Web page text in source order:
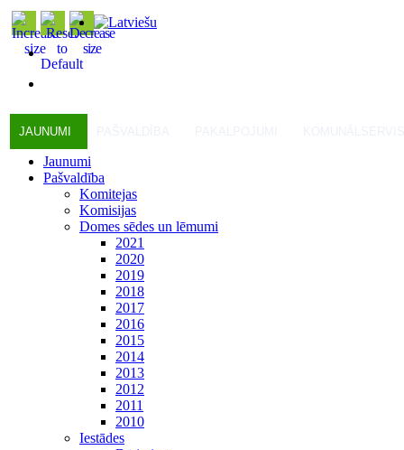
JAUNUMI
Jaunumi
Pašvaldība
Komitejas
Komisijas
Domes sēdes un lēmumi
2021
2020
2019
2018
2017
2016
2015
2014
2013
2012
2011
2010
Iestādes